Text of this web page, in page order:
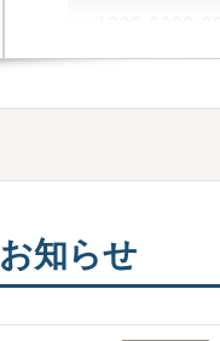
お知らせ